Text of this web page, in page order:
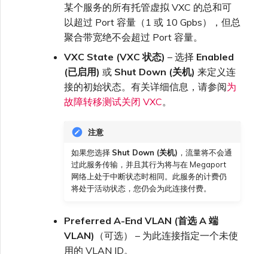
某个服务的所有托管虚拟 VXC 的总和可
以超过 Port 容量（1 或 10 Gpbs），但总
聚合带宽绝不会超过 Port 容量。
VXC State (VXC 状态) – 选择 Enabled
(已启用) 或 Shut Down (关机) 来定义连
接的初始状态。有关详细信息，请参阅为
故障转移测试关闭 VXC。
注意
如果您选择 Shut Down (关机) ，流量将不会通
过此服务传输，并且其行为将与在 Megaport
网络上处于中断状态时相同。此服务的计费仍
将处于活动状态，您仍会为此连接付费。
Preferred A-End VLAN (首选 A 端
VLAN) （可选） – 为此连接指定一个未使
用的 VLAN ID。